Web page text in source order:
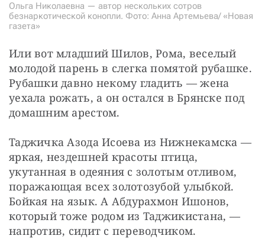
Ольга Николаевна — автор нескольких сотров
безнаркотической конопли. Фото: Анна Артемьева/ «Новая
газета»
Или вот младший Шилов, Рома, веселый
молодой парень в слегка помятой рубашке.
Рубашки давно некому гладить — ​жена
уехала рожать, а он остался в Брянске под
домашним арестом.
Таджичка Азода Исоева из Нижнекамска — ​
яркая, нездешней красоты птица,
укутанная в одеяния с золотым отливом,
поражающая всех золотозубой улыбкой.
Бойкая на язык. А Абдурахмон Ишонов,
который тоже родом из Таджикистана, — ​
напротив, сидит с переводчиком.